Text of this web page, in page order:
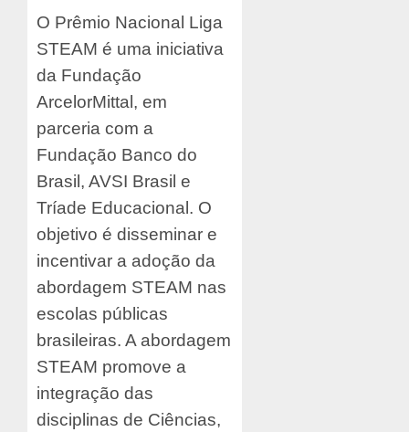
O Prêmio Nacional Liga
STEAM é uma iniciativa
da Fundação
ArcelorMittal, em
parceria com a
Fundação Banco do
Brasil, AVSI Brasil e
Tríade Educacional. O
objetivo é disseminar e
incentivar a adoção da
abordagem STEAM nas
escolas públicas
brasileiras. A abordagem
STEAM promove a
integração das
disciplinas de Ciências,